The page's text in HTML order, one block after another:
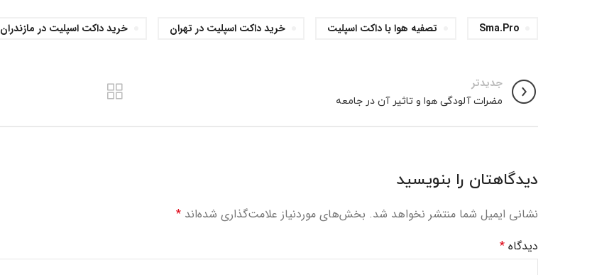
Sma.pro تصفیه هوا با داکت اسپلیت خرید داکت اسپلیت در تهران خرید داکت اسپلیت در مازندران
جدیدتر
مضرات آلودگی هوا و تاثیر آن در جامعه
دیدگاهتان را بنویسید
نشانی ایمیل شما منتشر نخواهد شد. بخش‌های موردنیاز علامت‌گذاری شده‌اند *
دیدگاه *